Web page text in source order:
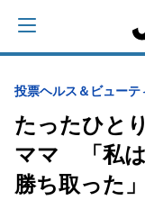
投票ヘルス＆ビューテ
たったひと
ママ 「私は
勝ち取った」